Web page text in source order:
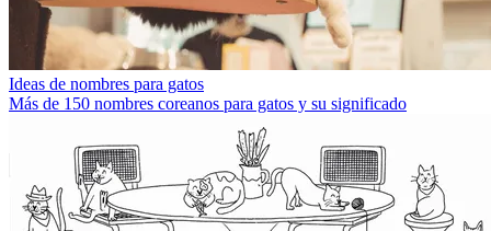
Ideas de nombres para gatos
Más de 150 nombres coreanos para gatos y su significado